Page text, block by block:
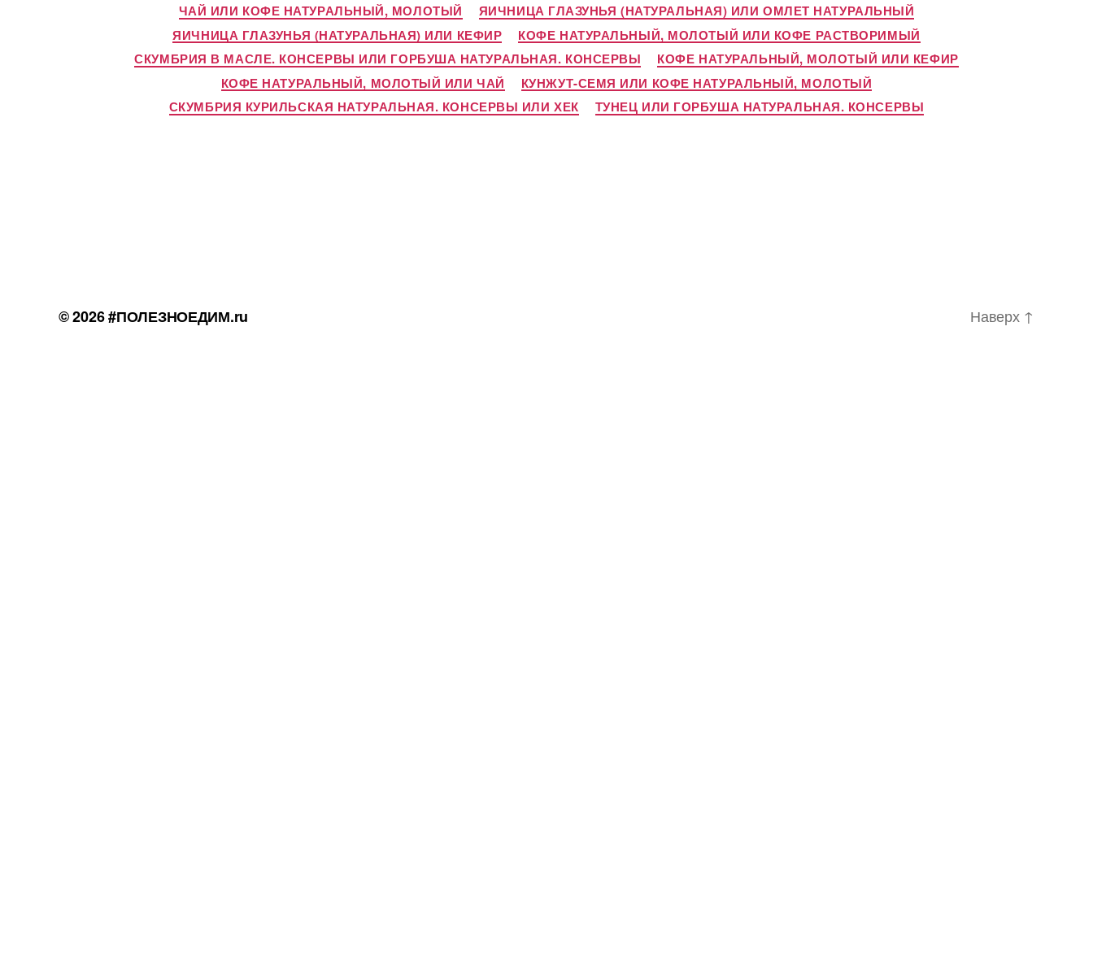
ЧАЙ ИЛИ КОФЕ НАТУРАЛЬНЫЙ, МОЛОТЫЙ
ЯИЧНИЦА ГЛАЗУНЬЯ (НАТУРАЛЬНАЯ) ИЛИ ОМЛЕТ НАТУРАЛЬНЫЙ
ЯИЧНИЦА ГЛАЗУНЬЯ (НАТУРАЛЬНАЯ) ИЛИ КЕФИР
КОФЕ НАТУРАЛЬНЫЙ, МОЛОТЫЙ ИЛИ КОФЕ РАСТВОРИМЫЙ
СКУМБРИЯ В МАСЛЕ. КОНСЕРВЫ ИЛИ ГОРБУША НАТУРАЛЬНАЯ. КОНСЕРВЫ
КОФЕ НАТУРАЛЬНЫЙ, МОЛОТЫЙ ИЛИ КЕФИР
КОФЕ НАТУРАЛЬНЫЙ, МОЛОТЫЙ ИЛИ ЧАЙ
КУНЖУТ-СЕМЯ ИЛИ КОФЕ НАТУРАЛЬНЫЙ, МОЛОТЫЙ
СКУМБРИЯ КУРИЛЬСКАЯ НАТУРАЛЬНАЯ. КОНСЕРВЫ ИЛИ ХЕК
ТУНЕЦ ИЛИ ГОРБУША НАТУРАЛЬНАЯ. КОНСЕРВЫ
© 2026#ПОЛЕЗНОЕДИМ.ru Наверх ↑